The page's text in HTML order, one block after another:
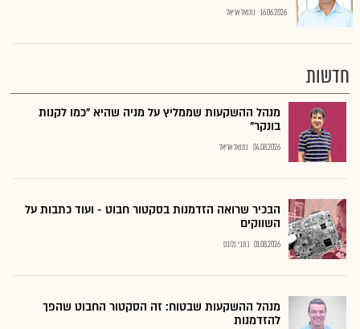
16.06.2026 נתנאל אריאל
חדשות
מנהל ההשקעות שממליץ על מניה שהיא "כמו לקנות
בונקר"
04.08.2026 נתנאל אריאל
הבכיר שרואה הזדמנות בסקטור חבוט - ועוד כתבות על
השווקים
01.08.2026 כתבי גלובס
מנהל ההשקעות שבטוח: זה הסקטור החבוט שהפך
להזדמנות